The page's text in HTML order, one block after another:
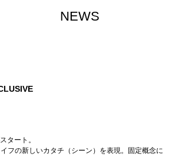
ツ
NEWS
タート。
フの新しいカタチ（シーン）を表現。固定概念に